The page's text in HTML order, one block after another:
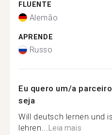
FLUENTE
Alemão
APRENDE
Russo
Eu quero um/a
seja
Will deutsch lernen und
lehren...Leia mais